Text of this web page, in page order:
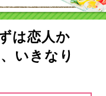
は恋人か
いきなり